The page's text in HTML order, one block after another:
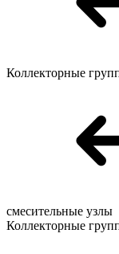
Коллекторные
смесительные узлы
Коллекторные